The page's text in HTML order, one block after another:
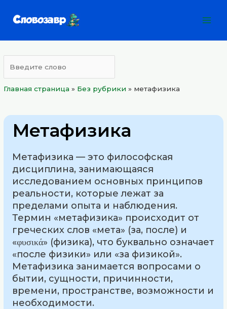
Главная страница » Без рубрики » метафизика
Метафизика
Метафизика — это философская
дисциплина, занимающаяся
исследованием основных принципов
реальности, которые лежат за
пределами опыта и наблюдения.
Термин «метафизика» происходит от
греческих слов «мета» (за, после) и
«φυσικά» (физика), что буквально означает
«после физики» или «за физикой».
Метафизика занимается вопросами о
бытии, сущности, причинности,
времени, пространстве, возможности и
необходимости.